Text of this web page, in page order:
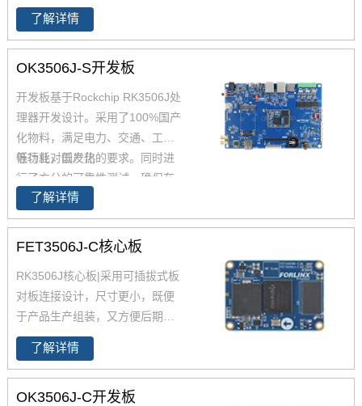
值得推荐使用的工业级国产核心
板，满足电力、交通、工控等行
业对国产化的要求。同时进行了
充分的可靠性测试，确保在工业
环境的可靠运行。
了解详情
OK3506J-S开发板
开发板基于Rockchip RK3506J处
理器开发设计。采用了100%国产
化物料，满足电力、交通、工控
等行业对国产化的要求。同时进
行了充分的可靠性测试，确保在
工业环境的可靠运行。RK3506J
是一款高性能的三核Cortex-A7应
用处理器，其具有优秀的功耗控
用而设计。具备丰富的外围接
口，如RMII、UART、CAN、Dis
play等，可以满足不同的应用场
景开发。10~15年生命周期，为
您的产品提供持续供应保障。
低功耗，低发热
了解详情
FET3506J-C核心板
RK3506J核心板|采用可插拔式板
对板连接设计，尺寸更小，既便
于产品生产组装，又方便后期维
护升级。本核心板基于 Rockchip
RK3506 处理器开发，通过飞凌
嵌入式实验室严苛的工业环境测
试，确保品质稳定可靠，且提供
了解详情
OK3506J-C开发板